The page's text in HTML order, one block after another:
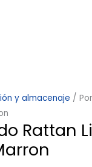
y almacenaje /
Rattan